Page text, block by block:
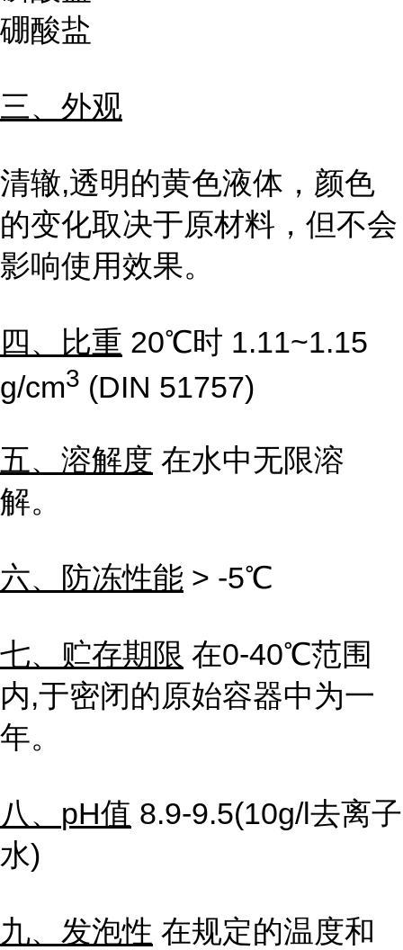
硼酸盐
三、外观
清辙,透明的黄色液体，颜色
的变化取决于原材料，但不会
影响使用效果。
四、比重 20℃时 1.11~1.15
g/cm3 (DIN 51757)
五、溶解度 在水中无限溶
解。
六、防冻性能 > -5℃
七、贮存期限 在0-40℃范围
内,于密闭的原始容器中为一
年。
八、 pH值 8.9-9.5(10g/l去离子
水)
九、发泡性 在规定的温度和